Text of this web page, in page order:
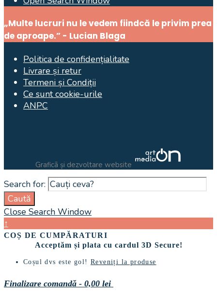
„Multe lucruri nu le vedem fiindcă le privim prea
de aproape.” - Lucian Blaga
Politica de confidențialitate
Livrare și retur
Termeni și Condiții
Ce sunt cookie-urile
ANPC
Graficã și dezvoltare website
Search for:
Caută
Close Search Window
↑
COȘ DE CUMPĂRATURI
Acceptăm și plata cu cardul 3D Secure!
Coșul dvs este gol!Reveniți la produse
Finalizare comandă - 0,00 lei